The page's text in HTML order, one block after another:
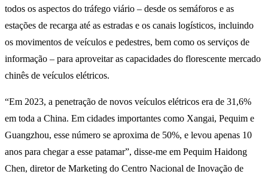
todos os aspectos do tráfego viário – desde os semáforos e as
estações de recarga até as estradas e os canais logísticos, incluindo
os movimentos de veículos e pedestres, bem como os serviços de
informação – para aproveitar as capacidades do florescente mercado
chinês de veículos elétricos.
“Em 2023, a penetração de novos veículos elétricos era de 31,6%
em toda a China. Em cidades importantes como Xangai, Pequim e
Guangzhou, esse número se aproxima de 50%, e levou apenas 10
anos para chegar a esse patamar”, disse-me em Pequim Haidong
Chen, diretor de Marketing do Centro Nacional de Inovação de